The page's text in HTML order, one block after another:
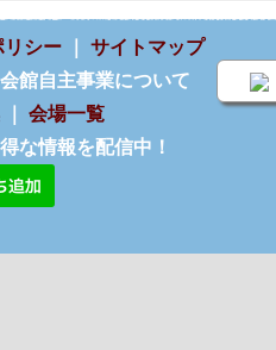
リシー
サイトマップ
館自主事業について
会場一覧
な情報を配信中！